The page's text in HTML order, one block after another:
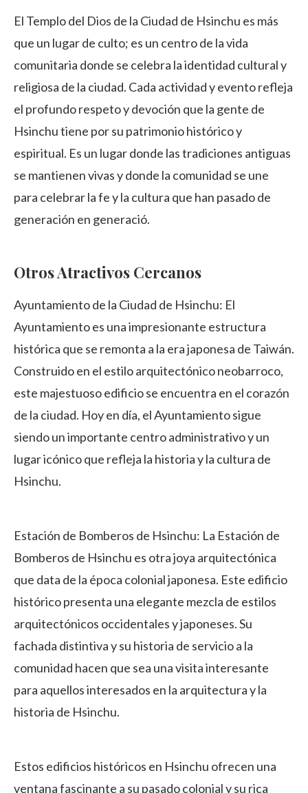
El Templo del Dios de la Ciudad de Hsinchu es más
que un lugar de culto; es un centro de la vida
comunitaria donde se celebra la identidad cultural y
religiosa de la ciudad. Cada actividad y evento refleja
el profundo respeto y devoción que la gente de
Hsinchu tiene por su patrimonio histórico y
espiritual. Es un lugar donde las tradiciones antiguas
se mantienen vivas y donde la comunidad se une
para celebrar la fe y la cultura que han pasado de
generación en generació.
Otros Atractivos Cercanos
Ayuntamiento de la Ciudad de Hsinchu: El
Ayuntamiento es una impresionante estructura
histórica que se remonta a la era japonesa de Taiwán.
Construido en el estilo arquitectónico neobarroco,
este majestuoso edificio se encuentra en el corazón
de la ciudad. Hoy en día, el Ayuntamiento sigue
siendo un importante centro administrativo y un
lugar icónico que refleja la historia y la cultura de
Hsinchu.
Estación de Bomberos de Hsinchu: La Estación de
Bomberos de Hsinchu es otra joya arquitectónica
que data de la época colonial japonesa. Este edificio
histórico presenta una elegante mezcla de estilos
arquitectónicos occidentales y japoneses. Su
fachada distintiva y su historia de servicio a la
comunidad hacen que sea una visita interesante
para aquellos interesados en la arquitectura y la
historia de Hsinchu.
Estos edificios históricos en Hsinchu ofrecen una
ventana fascinante a su pasado colonial y su rica